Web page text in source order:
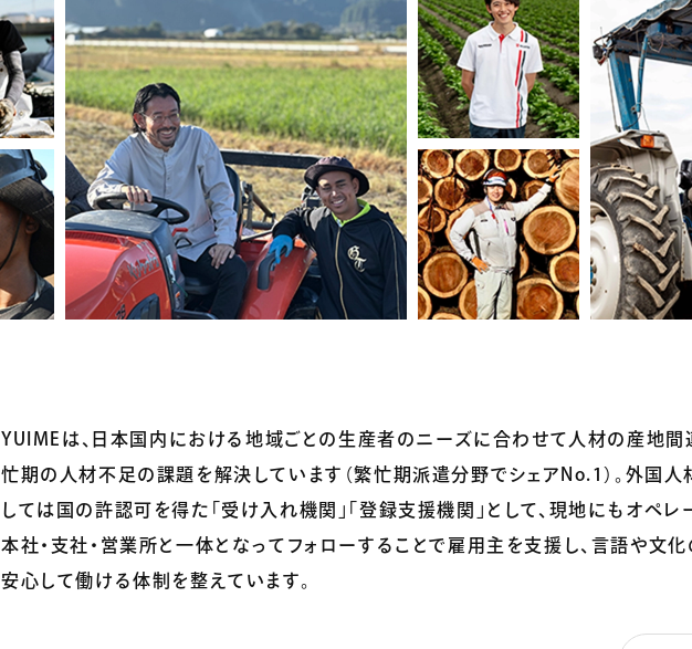
YUIMEは、日本国内における地域ごとの生産者のニーズに合わせて人材の産地間
忙期の人材不足の課題を解決しています（繁忙期派遣分野でシェアNo.1）。外国人
しては国の許認可を得た「受け入れ機関」「登録支援機関」として、現地にもオペレ
本社・支社・営業所と一体となってフォローすることで雇用主を支援し、言語や文
安心して働ける体制を整えています。